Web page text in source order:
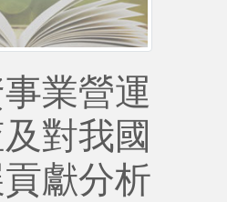
業營運
對我國
獻分析